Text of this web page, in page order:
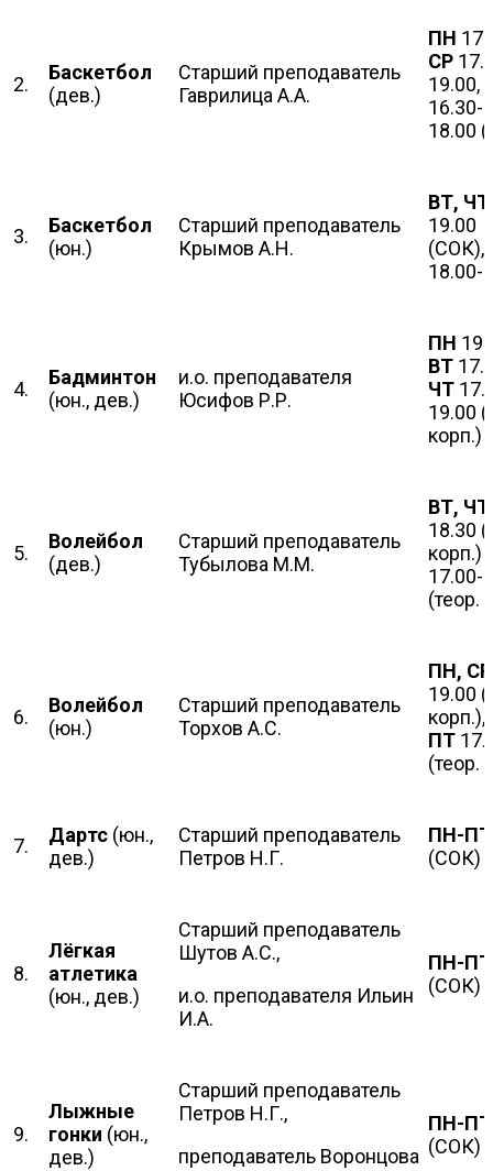
2.
Баскетбол
(дев.)
Старший преподаватель
Гаврилица А.А.
ПН
СР
19.00,
16.30-
18.00
3.
Баскетбол
(юн.)
Старший преподаватель
Крымов А.Н.
ВТ, ЧТ
19.00
(СОК),
18.00-
4.
Бадминтон
(юн., дев.)
и.о. преподавателя
Юсифов Р.Р.
ПН
ВТ
ЧТ
19.00
корп.)
5.
Волейбол
(дев.)
Старший преподаватель
Тубылова М.М.
ВТ, ЧТ
18.30
корп.)
17.00-
(теор.
6.
Волейбол
(юн.)
Старший преподаватель
Торхов А.С.
ПН, СР
19.00
корп.),
ПТ
(теор.
7. Дартс (юн.,
дев.)
Старший преподаватель
Петров Н.Г.
ПН-ПТ
(СОК)
8.
Лёгкая
атлетика
(юн., дев.)
Старший преподаватель
Шутов А.С.,
и.о. преподавателя Ильин
И.А.
ПН-ПТ
(СОК)
9.
Лыжные
гонки (юн.,
дев.)
Старший преподаватель
Петров Н.Г.,
преподаватель Воронцова
ПН-
(СОК)